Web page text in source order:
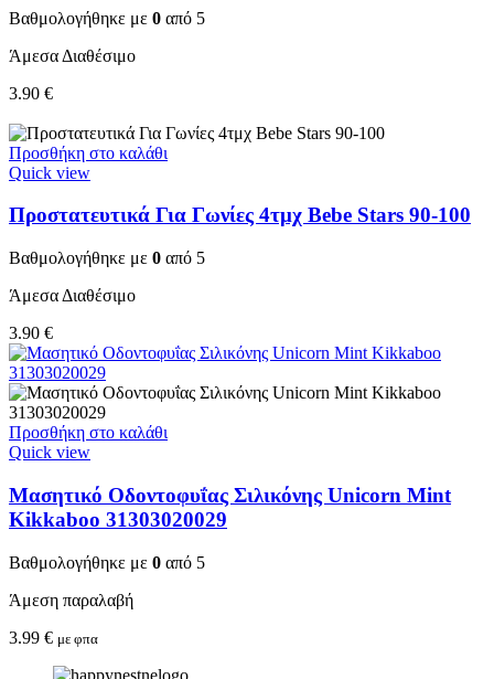
Βαθμολογήθηκε με 0 από 5
Άμεσα Διαθέσιμο
3.90 €
Προσθήκη στο καλάθι
Quick view
Προστατευτικά Για Γωνίες 4τμχ Bebe Stars 90-100
Βαθμολογήθηκε με 0 από 5
Άμεσα Διαθέσιμο
3.90 €
Προσθήκη στο καλάθι
Quick view
Μασητικό Οδοντοφυΐας Σιλικόνης Unicorn Mint
Kikkaboo 31303020029
Βαθμολογήθηκε με 0 από 5
Άμεση παραλαβή
3.99 € με φπα